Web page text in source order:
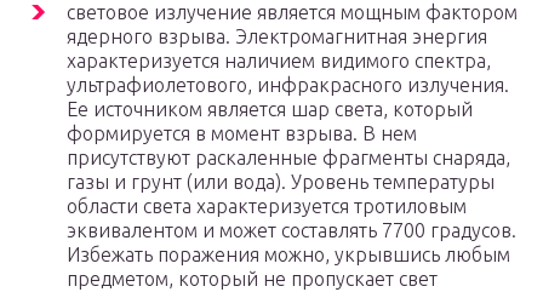
световое излучение является мощным фактором
ядерного взрыва. Электромагнитная энергия
характеризуется наличием видимого спектра,
ультрафиолетового, инфракрасного излучения.
Ее источником является шар света, который
формируется в момент взрыва. В нем
присутствуют раскаленные фрагменты снаряда,
газы и грунт (или вода). Уровень температуры
области света характеризуется тротиловым
эквивалентом и может составлять 7700 градусов.
Избежать поражения можно, укрывшись любым
предметом, который не пропускает свет